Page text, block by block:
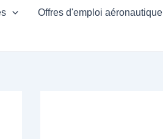
Offres d'emploi aéronautique